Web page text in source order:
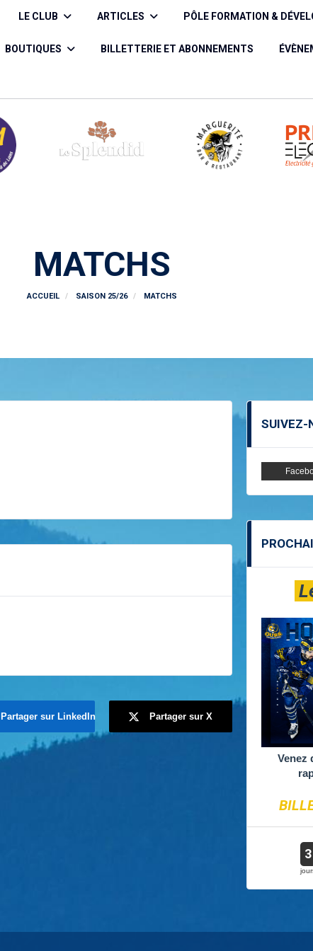
LE CLUB ARTICLES PÔLE FORMATION &
BOUTIQUES BILLETTERIE ET ABONNEMENTS
MATCHS
ACCUEIL SAISON 25/26 MATCHS
Partager sur LinkedIn Partager sur X
SUIVEZ-
Venez
3